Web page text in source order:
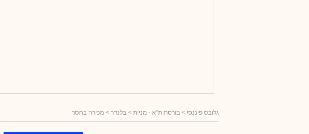
גלובס פיננסי > בורסת ת"א - מניות > בלנדר > מכירה בחסר